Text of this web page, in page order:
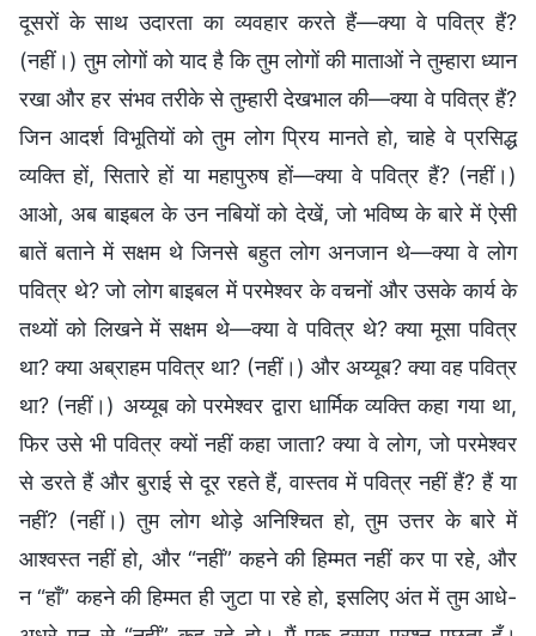
दूसरों के साथ उदारता का व्यवहार करते हैं—क्या वे पवित्र हैं?
(नहीं।) तुम लोगों को याद है कि तुम लोगों की माताओं ने तुम्हारा ध्यान
रखा और हर संभव तरीके से तुम्हारी देखभाल की—क्या वे पवित्र हैं?
जिन आदर्श विभूतियों को तुम लोग प्रिय मानते हो, चाहे वे प्रसिद्ध
व्यक्ति हों, सितारे हों या महापुरुष हों—क्या वे पवित्र हैं? (नहीं।)
आओ, अब बाइबल के उन नबियों को देखें, जो भविष्य के बारे में ऐसी
बातें बताने में सक्षम थे जिनसे बहुत लोग अनजान थे—क्या वे लोग
पवित्र थे? जो लोग बाइबल में परमेश्वर के वचनों और उसके कार्य के
तथ्यों को लिखने में सक्षम थे—क्या वे पवित्र थे? क्या मूसा पवित्र
था? क्या अब्राहम पवित्र था? (नहीं।) और अय्यूब? क्या वह पवित्र
था? (नहीं।) अय्यूब को परमेश्वर द्वारा धार्मिक व्यक्ति कहा गया था,
फिर उसे भी पवित्र क्यों नहीं कहा जाता? क्या वे लोग, जो परमेश्वर
से डरते हैं और बुराई से दूर रहते हैं, वास्तव में पवित्र नहीं हैं? हैं या
नहीं? (नहीं।) तुम लोग थोड़े अनिश्चित हो, तुम उत्तर के बारे में
आश्वस्त नहीं हो, और “नहीं” कहने की हिम्मत नहीं कर पा रहे, और
न “हाँ” कहने की हिम्मत ही जुटा पा रहे हो, इसलिए अंत में तुम आधे-